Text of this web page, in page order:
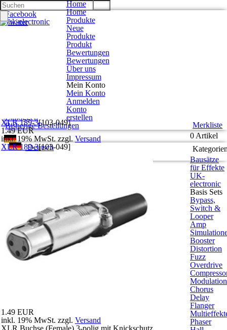
Facebook
Twitter
Zahlung und Versand
Privatsphäre und Datenschutz
Einloggen
Bisherige Bestellungen
Deutsch
Home
Home
Produkte
Neue
Produkte
Produkt
Bewertungen
Bewertungen
Über uns
Impressum
Mein Konto
Mein Konto
Anmelden
Konto
erstellen
XLR 189-3[103-049]
1.49 EUR
inkl. 19% MwSt. zzgl. Versand
XLR 189-3[103-049]
1.49 EUR
inkl. 19% MwSt. zzgl. Versand
XLR Buchse (Female) 3-polig mit Knickschutz
Merkliste
0 Artikel
Bausätze
für Effekte
UK-
electronic
Basis Sets
Bypass,
Switch &
Looper
Amp
Booster
Distortion
Fuzz
Overdrive
Modulation
Chorus
Delay
Flanger
Phaser